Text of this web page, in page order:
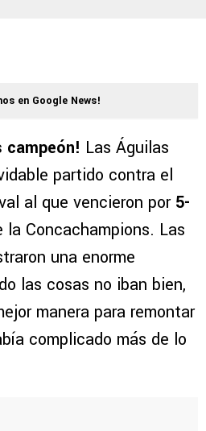
en Google News!
campeón! Las Águilas
partido contra el
al que vencieron por 5-
la Concachampions. Las
una enorme
las cosas no iban bien,
manera para remontar
complicado más de lo